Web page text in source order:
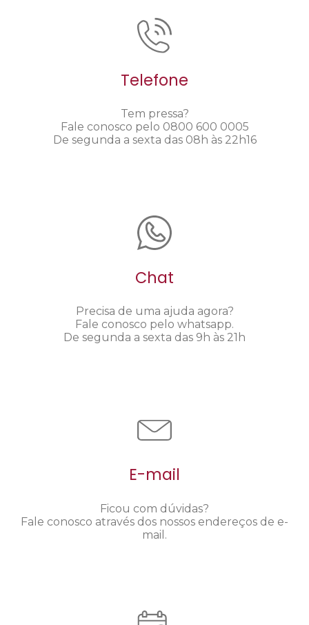
Telefone
Tem pressa?
Fale conosco pelo 0800 600 0005
De segunda a sexta das 08h às 22h16
Chat
Precisa de uma ajuda agora?
Fale conosco pelo whatsapp.
De segunda a sexta das 9h às 21h
E-mail
Ficou com dúvidas?
Fale conosco através dos nossos endereços de e-
mail.